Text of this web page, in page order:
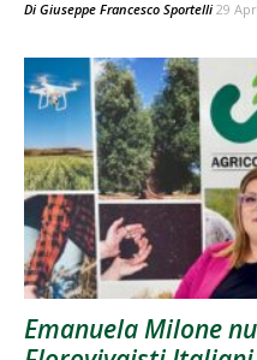
Di Giuseppe Francesco Sportelli 29
Emanuela Milone